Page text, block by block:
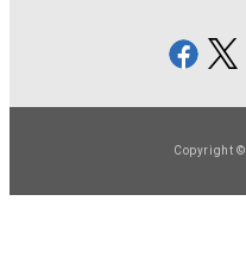
Copyright